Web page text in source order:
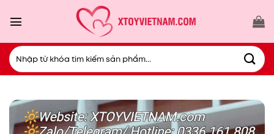
qua
dung
Tìm
kiếm: